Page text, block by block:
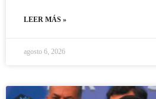
LEER MÁS »
agosto 6, 2026